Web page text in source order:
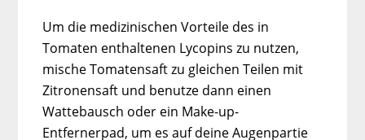
Um die medizinischen Vorteile des in
Tomaten enthaltenen Lycopins zu nutzen,
mische Tomatensaft zu gleichen Teilen mit
Zitronensaft und benutze dann einen
Wattebausch oder ein Make-up-
Entfernerpad, um es auf deine Augenpartie